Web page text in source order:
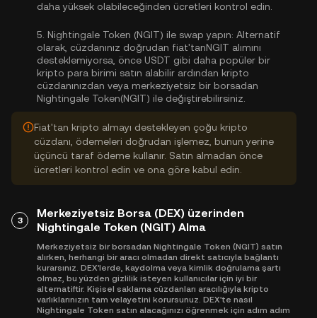
daha yüksek olabileceğinden ücretleri kontrol edin.
5. Nightingale Token (NGIT) ile swap yapın: Alternatif
olarak, cüzdanınız doğrudan fiat'tanNGIT alımını
desteklemiyorsa, önce USDT gibi daha popüler bir
kripto para birimi satın alabilir ardından kripto
cüzdanınızdan veya merkeziyetsiz bir borsadan
Nightingale Token(NGIT) ile değiştirebilirsiniz.
Fiat'tan kripto almayı destekleyen çoğu kripto
cüzdanı, ödemeleri doğrudan işlemez, bunun yerine
üçüncü taraf ödeme kullanır. Satın almadan önce
ücretleri kontrol edin ve ona göre kabul edin.
3
Merkeziyetsiz Borsa (DEX) üzerinden
Nightingale Token (NGIT) Alma
Merkeziyetsiz bir borsadan Nightingale Token (NGIT) satın
alırken, herhangi bir aracı olmadan direkt satıcıyla bağlantı
kurarsınız. DEX'lerde, kaydolma veya kimlik doğrulama şartı
olmaz, bu yüzden gizlilik isteyen kullanıcılar için iyi bir
alternatiftir. Kişisel saklama cüzdanları aracılığıyla kripto
varlıklarınızın tam velayetini korursunuz. DEX'te nasıl
Nightingale Token satın alacağınızı öğrenmek için adım adım